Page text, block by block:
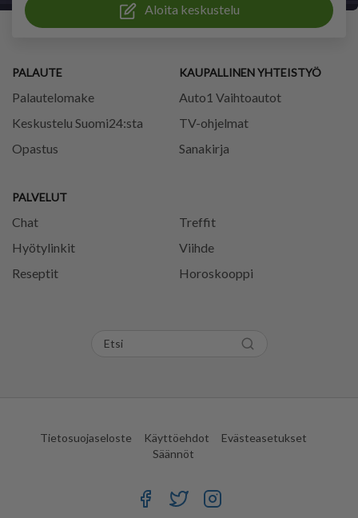
Aloita keskustelu
PALAUTE
Palautelomake
Keskustelu Suomi24:sta
Opastus
PALVELUT
Chat
Treffit
Hyötylinkit
Viihde
Reseptit
Horoskooppi
KAUPALLINEN YHTEISTYÖ
Auto1 Vaihtoautot
TV-ohjelmat
Sanakirja
Tietosuojaseloste Käyttöehdot
Evästeasetukset
Säännöt